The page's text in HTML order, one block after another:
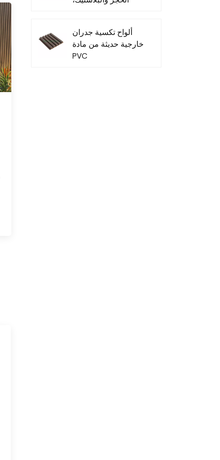
ألواح تكسية جدران
خارجية حديثة من مادة
PVC